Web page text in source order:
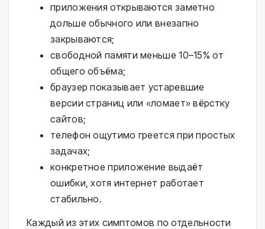
приложения открываются заметно
дольше обычного или внезапно
закрываются;
свободной памяти меньше 10–15% от
общего объёма;
браузер показывает устаревшие
версии страниц или «ломает» вёрстку
сайтов;
телефон ощутимо греется при простых
задачах;
конкретное приложение выдаёт
ошибки, хотя интернет работает
стабильно.
Каждый из этих симптомов по отдельности